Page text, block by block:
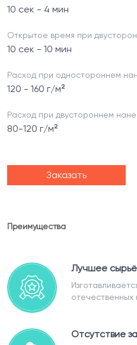
10 сек - 4 мин
Открытое время при
10 сек - 10 мин
Расход при одностороннем
120 - 160 г/м²
Расход при двустороннем
80-120 г/м²
Заказать
Преимущества
Лучшее сырьё
отечественных
Отсутствие